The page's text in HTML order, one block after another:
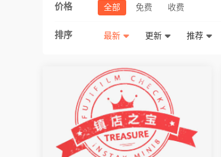
价格 全部 免费 收费
排序 最新 更新 推荐